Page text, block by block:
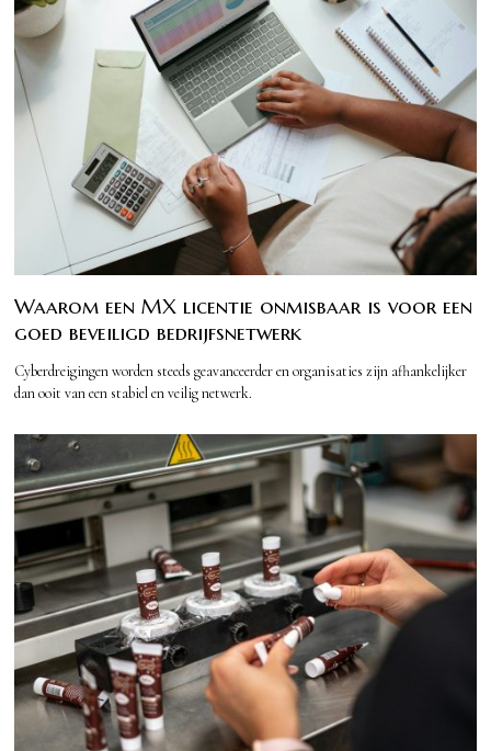
Waarom een MX licentie onmisbaar is voor een
goed beveiligd bedrijfsnetwerk
Cyberdreigingen worden steeds geavanceerder en organisaties zijn afhankelijker
dan ooit van een stabiel en veilig netwerk.